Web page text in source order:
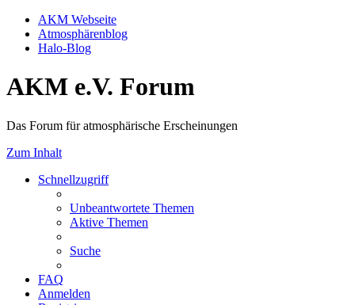
AKM Webseite
Atmosphärenblog
Halo-Blog
AKM e.V. Forum
Das Forum für atmosphärische Erscheinungen
Zum Inhalt
Schnellzugriff
Unbeantwortete Themen
Aktive Themen
Suche
FAQ
Anmelden